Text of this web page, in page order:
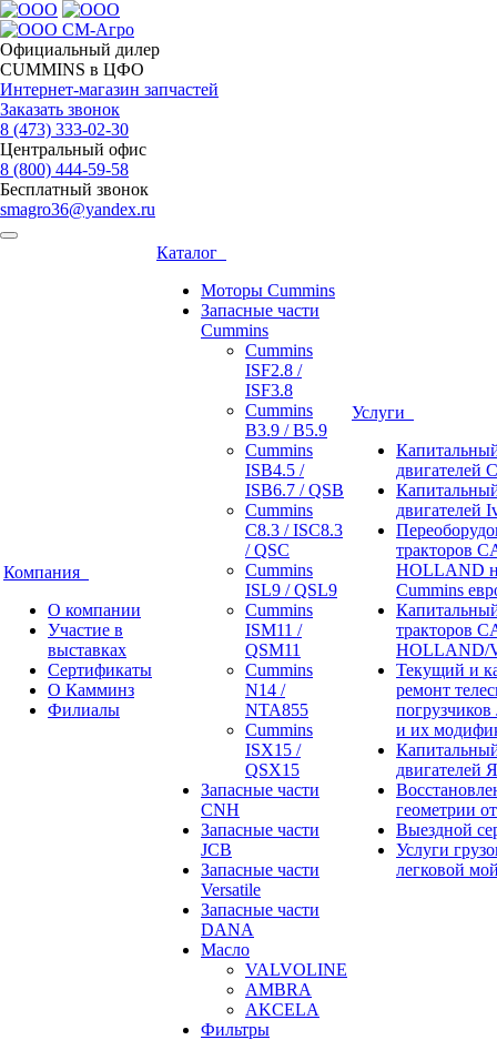
Официальный дилер
CUMMINS в ЦФО
Интернет-магазин запчастей
Заказать звонок
8 (473) 333-02-30
Центральный офис
8 (800) 444-59-58
Бесплатный звонок
smagro36@yandex.ru
Компания
О компании
Участие в
выставках
Сертификаты
О Камминз
Филиалы
Каталог
Моторы Cummins
Запасные части
Cummins
Cummins
ISF2.8 /
ISF3.8
Cummins
B3.9 / B5.9
Cummins
ISB4.5 /
ISB6.7 / QSB
Cummins
C8.3 / ISC8.3
/ QSC
Cummins
ISL9 / QSL9
Cummins
ISM11 /
QSM11
Cummins
N14 /
NTA855
Cummins
ISX15 /
QSX15
Запасные части
CNH
Запасные части
JCB
Запасные части
Versatile
Запасные части
DANA
Масло
VALVOLINE
AMBRA
AKCELA
Фильтры
Услуги
двигателей
двигателей
тракторов
HOLLAND
Cummins
тракторов
HOLLAND/
Текущий и
ремонт
и их
двигателей
геометрии
Выездной
Услуги
легковой